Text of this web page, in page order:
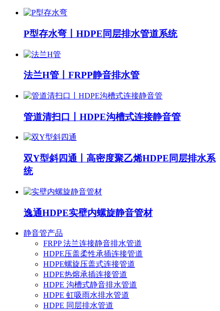
P型存水弯丨HDPE同层排水管道系统
法兰H管丨FRPP静音排水管
管道清扫口丨HDPE沟槽式连接静音管
双Y型斜四通丨高密度聚乙烯HDPE同层排水系
统
逸通HDPE实壁内螺旋静音管材
静音管产品
FRPP 法兰连接静音排水管道
HDPE压盖柔性承插连接管道
HDPE螺旋压盖式连接管道
HDPE热熔承插连接管道
HDPE 沟槽式静音排水管道
HDPE 虹吸雨水排水管道
HDPE 同层排水管道